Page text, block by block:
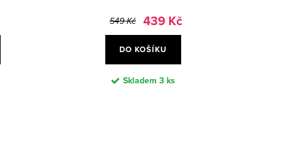
549 Kč 439 Kč
DO KOŠÍKU
Skladem 3 ks